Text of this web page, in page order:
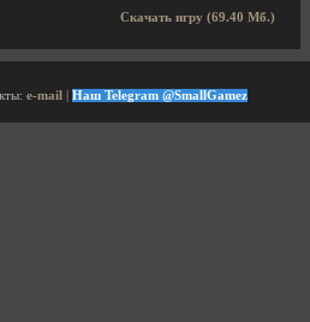
Скачать игру (69.40 Мб.)
e-mail Наш Telegram @SmallGamez